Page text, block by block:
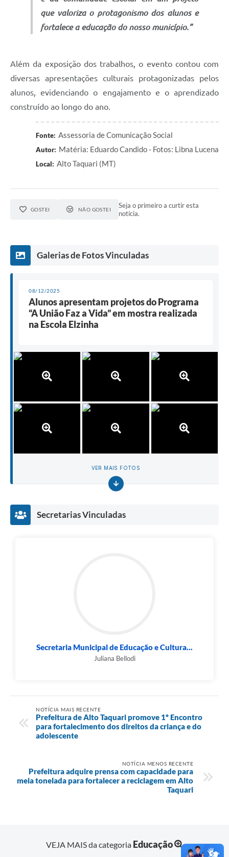
que valoriza o protagonismo dos alunos e
fortalece a educação do nosso município.”
Além da exposição dos trabalhos, o evento contou com
diversas apresentações culturais protagonizadas pelos
alunos, evidenciando o engajamento e o aprendizado
construído ao longo do ano.
Fonte: Assessoria de Comunicação Social
Autor: Matéria: Eduardo Candido - Fotos: Libna Lucena
Local: Alto Taquari (MT)
GOSTEI NÃO GOSTEI
Seja o primeiro a curtir esta
notícia.
Galerias de Fotos Vinculadas
08/12/2025
Alunos apresentam projetos do Programa
“A União Faz a Vida” em mostra realizada
na Escola Elzinha
VER MAIS FOTOS
Secretarias Vinculadas
Secretaria Municipal de Educação e Cultura...
Juliana Bellodi
NOTÍCIA MAIS RECENTE
Prefeitura de Alto Taquari promove 1º Encontro
para fortalecimento dos direitos da criança e do
adolescente
NOTÍCIA MENOS RECENTE
Prefeitura adquire prensa com capacidade para
meia tonelada para fortalecer a reciclagem em Alto
Taquari
VEJA MAIS da categoria Educação